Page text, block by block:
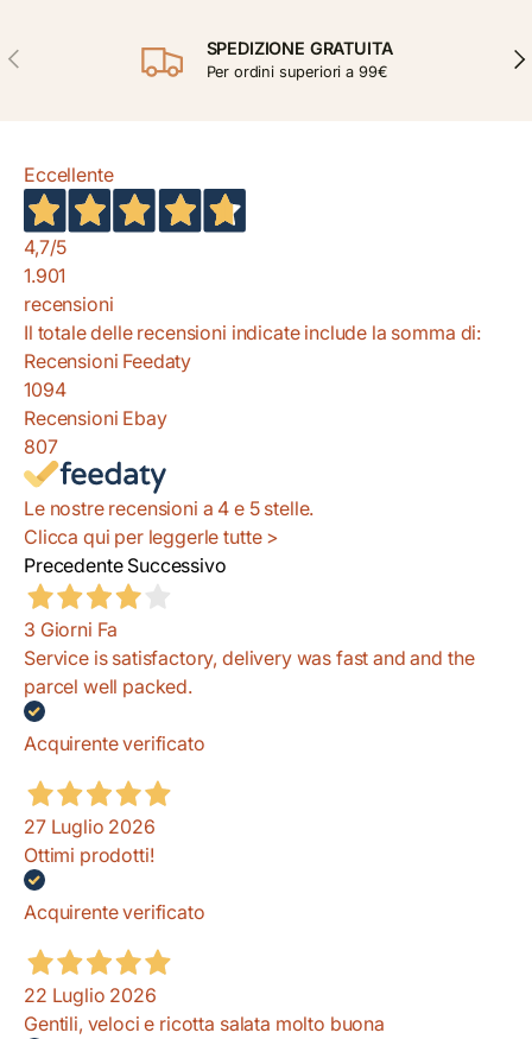
INDIETRO SPEDIZIONE GRATUITA
Per ordini superiori a 99€
Eccellente
4,7/5
1.901
recensioni
Il totale delle recensioni indicate include la somma di:
Recensioni Feedaty
1094
Recensioni Ebay
807
Le nostre recensioni a 4 e 5 stelle.
Clicca qui per leggerle tutte >
Precedente Successivo
3 Giorni Fa
Service is satisfactory, delivery was fast and and the
parcel well packed.
Acquirente verificato
27 Luglio 2026
Ottimi prodotti!
Acquirente verificato
22 Luglio 2026
Gentili, veloci e ricotta salata molto buona